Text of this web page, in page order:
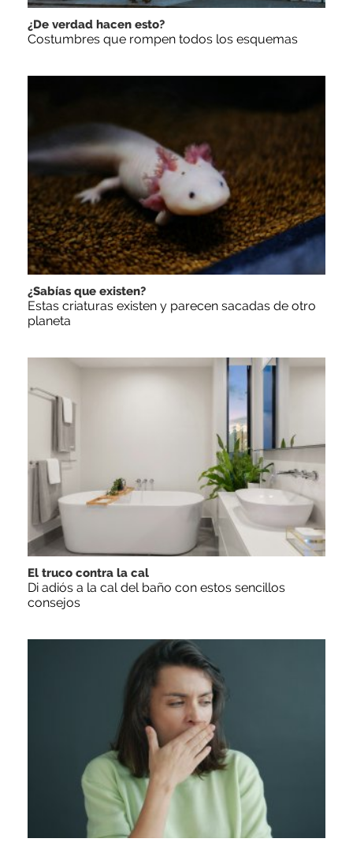
¿De verdad hacen esto?
Costumbres que rompen todos los esquemas
¿Sabías que existen?
Estas criaturas existen y parecen sacadas de otro
planeta
El truco contra la cal
Di adiós a la cal del baño con estos sencillos
consejos